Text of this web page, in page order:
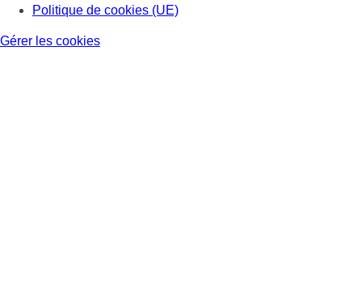
Politique de cookies (UE)
Gérer les cookies